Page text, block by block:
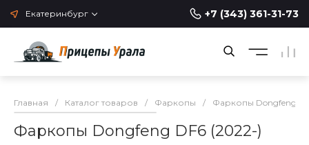
Екатеринбург +7 (343) 361-31-73
Главная / Каталог товаров / Фаркопы / Фаркопы Dongfeng
Фаркопы Dongfeng DF6 (2022-)